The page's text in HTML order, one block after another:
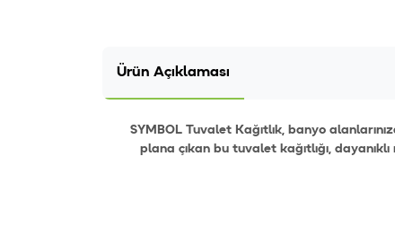
Ürün Açıklaması
SYMBOL Tuvalet Kağıtlık, banyo
plana çıkan bu tuvalet kağıtlığı,